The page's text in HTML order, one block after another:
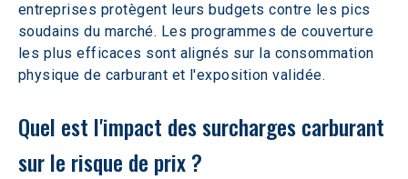
entreprises protègent leurs budgets contre les pics
soudains du marché. Les programmes de couverture
les plus efficaces sont alignés sur la consommation
physique de carburant et l'exposition validée.
Quel est l'impact des surcharges carburant
sur le risque de prix ?